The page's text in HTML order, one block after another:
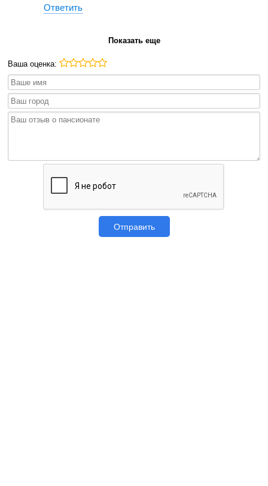
Ответить
Показать еще
Ваша оценка:
Отправить